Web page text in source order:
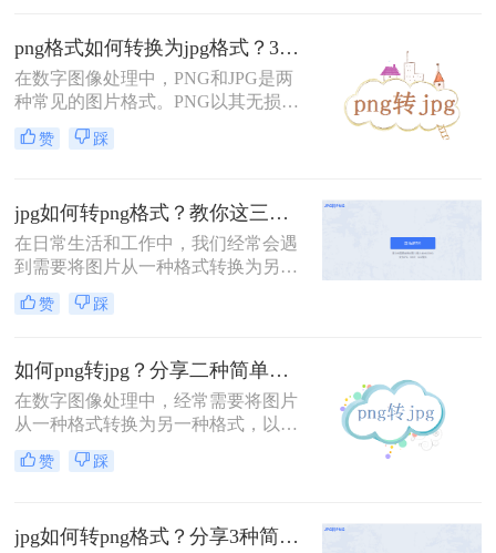
件在保存时出现混乱导致该图片在使
用时仍然是JPG格式。下面分享四个
如何jpg转png方法，操作简单无难
度，轻松将图片转换为png格式。
png格式如何转换为jpg格式？3个方法既简单又方便~！
在数字图像处理中，PNG和JPG是两
种常见的图片格式。PNG以其无损压
缩和支持透明度的特性而著称，而
JPG则以其高效的压缩算法和广泛的
为JPG格式，以满足特定的需求或优
化存储。那么png格式如何转换为jpg
格式呢？本文将详细介绍PNG转JPG
换过程。
赞 踩
jpg如何转png格式？教你这三种简单又实用的方法！
在日常生活和工作中，我们经常会遇
到需要将图片从一种格式转换为另一
种格式的情况。其中，将JPG格式转
换为PNG格式是比较常见的需求。
它们各有特点。JPG是一种有损压缩
格式，适合保存照片等色彩丰富的图
片；而PNG是一种无损压缩格式，支
持透明背景，适合保存需要高质量和
透明度的图片。那么jpg如何转png格
式呢？本文将为您介绍几种简单有效
片转换为PNG格式。
赞 踩
如何png转jpg？分享二种简单转换方法！
在数字图像处理中，经常需要将图片
从一种格式转换为另一种格式，以满
足不同的需求。PNG和JPG是两种非
常常见的图片格式，它们各有优势：
件大小通常更小，更适合网页和社交
赞 踩
jpg如何转png格式？分享3种简单转换方法！